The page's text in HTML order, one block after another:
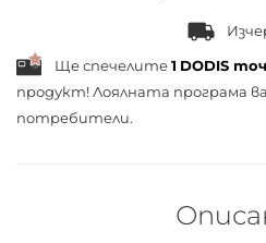
Ще спечелите1 DODIS
продукт! Лоялната програма
потребители.